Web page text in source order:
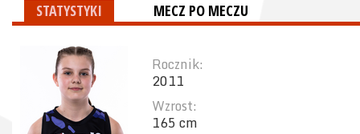
STATYSTYKI MECZ PO MECZU
Rocznik:
2011
Wzrost:
165 cm